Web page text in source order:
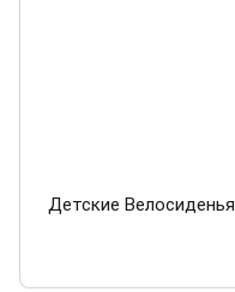
Детские Велосиденья